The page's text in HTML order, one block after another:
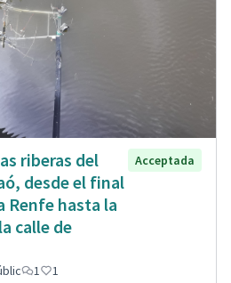
riberas del
desde el final
Renfe hasta la
calle de
Acceptada
1 1